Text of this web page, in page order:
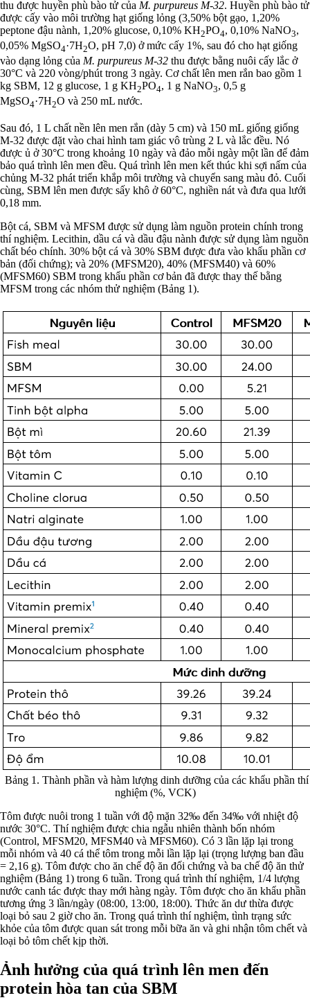
thu được huyền phù bào tử của M. purpureus M-32. Huyền phù bào tử
được cấy vào môi trường hạt giống lỏng (3,50% bột gạo, 1,20%
peptone đậu nành, 1,20% glucose, 0,10% KH2PO4, 0,10% NaNO3,
0,05% MgSO4·7H2O, pH 7,0) ở mức cấy 1%, sau đó cho hạt giống
vào dạng lỏng của M. purpureus M-32 thu được bằng nuôi cấy lắc ở
30°C và 220 vòng/phút trong 3 ngày. Cơ chất lên men rắn bao gồm 1
kg SBM, 12 g glucose, 1 g KH2PO4, 1 g NaNO3, 0,5 g
MgSO4·7H2O và 250 mL nước.
Sau đó, 1 L chất nền lên men rắn (dày 5 cm) và 150 mL giống giống
M-32 được đặt vào chai hình tam giác vô trùng 2 L và lắc đều. Nó
được ủ ở 30°C trong khoảng 10 ngày và đảo mỗi ngày một lần để đảm
bảo quá trình lên men đều. Quá trình lên men kết thúc khi sợi nấm của
chủng M-32 phát triển khắp môi trường và chuyển sang màu đỏ. Cuối
cùng, SBM lên men được sấy khô ở 60°C, nghiền nát và đưa qua lưới
0,18 mm.
Bột cá, SBM và MFSM được sử dụng làm nguồn protein chính trong
thí nghiệm. Lecithin, dầu cá và dầu đậu nành được sử dụng làm nguồn
chất béo chính. 30% bột cá và 30% SBM được đưa vào khẩu phần cơ
bản (đối chứng); và 20% (MFSM20), 40% (MFSM40) và 60%
(MFSM60) SBM trong khẩu phần cơ bản đã được thay thế bằng
MFSM trong các nhóm thử nghiệm (Bảng 1).
Bảng 1. Thành phần và hàm lượng dinh dưỡng của các khẩu phần thí
nghiệm (%, VCK)
Tôm được nuôi trong 1 tuần với độ mặn 32‰ đến 34‰ với nhiệt độ
nước 30°C. Thí nghiệm được chia ngẫu nhiên thành bốn nhóm
(Control, MFSM20, MFSM40 và MFSM60). Có 3 lần lặp lại trong
mỗi nhóm và 40 cá thể tôm trong mỗi lần lặp lại (trọng lượng ban đầu
= 2,16 g). Tôm được cho ăn chế độ ăn đối chứng và ba chế độ ăn thử
nghiệm (Bảng 1) trong 6 tuần. Trong quá trình thí nghiệm, 1/4 lượng
nước canh tác được thay mới hàng ngày. Tôm được cho ăn khẩu phần
tương ứng 3 lần/ngày (08:00, 13:00, 18:00). Thức ăn dư thừa được
loại bỏ sau 2 giờ cho ăn. Trong quá trình thí nghiệm, tình trạng sức
khỏe của tôm được quan sát trong mỗi bữa ăn và ghi nhận tôm chết và
loại bỏ tôm chết kịp thời.
Ảnh hưởng của quá trình lên men đến
protein hòa tan của SBM